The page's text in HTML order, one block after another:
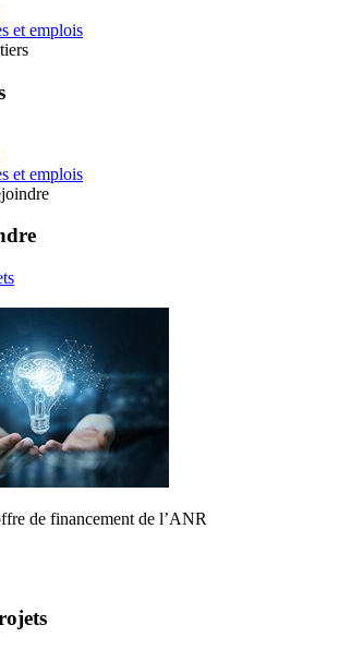
et emplois
et emplois
de financement de l’ANR